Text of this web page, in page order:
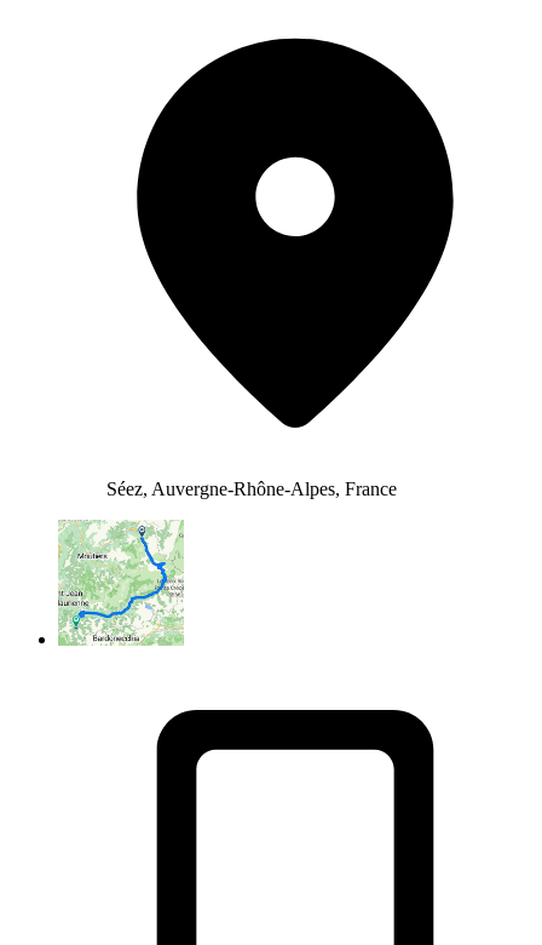
Séez, Auvergne-Rhône-Alpes, France